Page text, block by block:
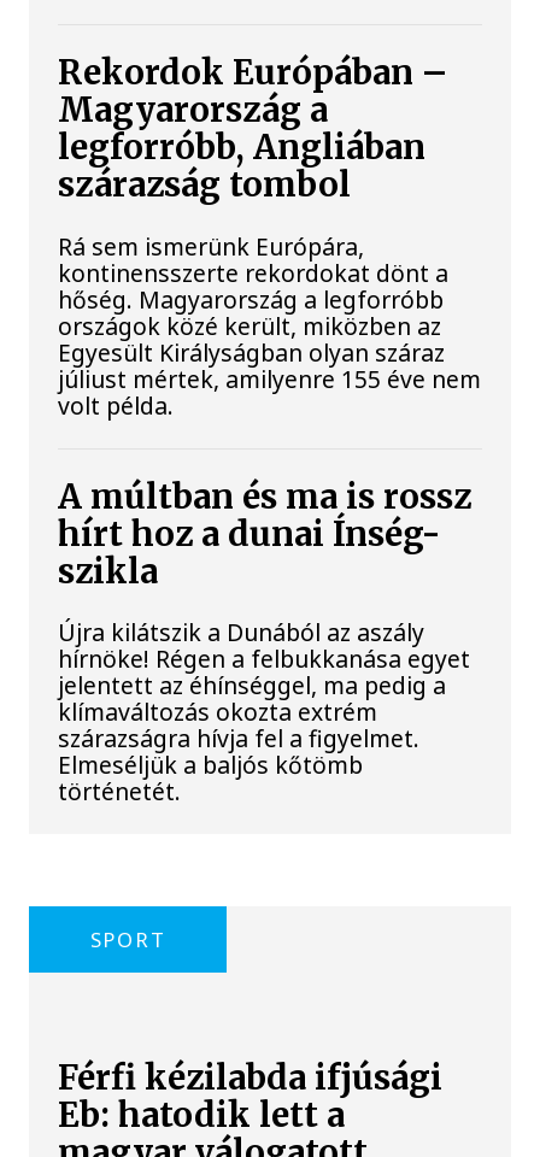
Rekordok Európában –
Magyarország a
legforróbb, Angliában
szárazság tombol
Rá sem ismerünk Európára,
kontinensszerte rekordokat dönt a
hőség. Magyarország a legforróbb
országok közé került, miközben az
Egyesült Királyságban olyan száraz
júliust mértek, amilyenre 155 éve nem
volt példa.
A múltban és ma is rossz
hírt hoz a dunai Ínség-
szikla
Újra kilátszik a Dunából az aszály
hírnöke! Régen a felbukkanása egyet
jelentett az éhínséggel, ma pedig a
klímaváltozás okozta extrém
szárazságra hívja fel a figyelmet.
Elmeséljük a baljós kőtömb
történetét.
SPORT
Férfi kézilabda ifjúsági
Eb: hatodik lett a